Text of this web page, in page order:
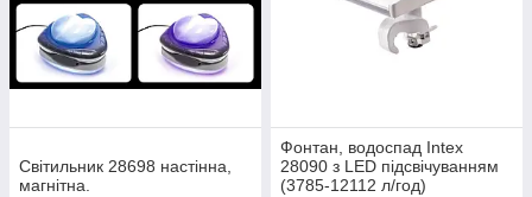
Світильник 28698 настінна,
магнітна.
Фонтан, водоспад Intex
28090 з LED підсвічуванням
(3785-12112 л/год)